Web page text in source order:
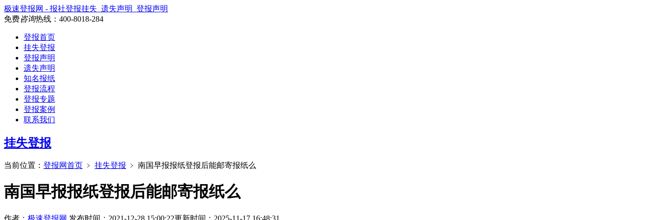
极速登报网 - 报社登报挂失_遗失声明_登报声明
免费咨询热线： 400-8018-284
登报首页
挂失登报
登报声明
遗失声明
知名报纸
登报流程
登报专题
登报案例
联系我们
挂失登报
当前位置： 登报网首页 ﹥ 挂失登报 ﹥ 南国早报报纸登报后能邮寄报纸么
南国早报报纸登报后能邮寄报纸么
作者： 极速登报网 发布时间：2021-12-28 15:00:22更新时间：2025-11-17 16:48:31